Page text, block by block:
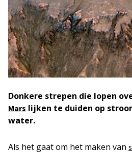
Donkere strepen die lopen
Mars lijken te duiden op
water.
Als het gaat om het maken van